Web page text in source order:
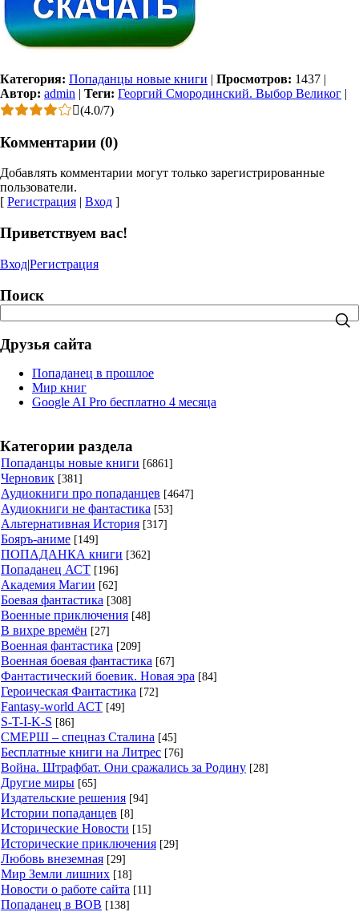
Категория: Попаданцы новые книги | Просмотров: 1437 |
Автор: admin | Теги: Георгий Смородинский. Выбор Великог |
(4.0/7)
Комментарии (0)
Добавлять комментарии могут только зарегистрированные
пользователи.
[ Регистрация | Вход ]
Приветствуем вас!
Вход|Регистрация
Поиск
Друзья сайта
Попаданец в прошлое
Мир книг
Google AI Pro бесплатно 4 месяца
Категории раздела
Попаданцы новые книги [6861]
Черновик [381]
Аудиокниги про попаданцев [4647]
Аудиокниги не фантастика [53]
Альтернативная История [317]
Бояръ-аниме [149]
ПОПАДАНКА книги [362]
Попаданец АСТ [196]
Академия Магии [62]
Боевая фантастика [308]
Военные приключения [48]
В вихре времён [27]
Военная фантастика [209]
Военная боевая фантастика [67]
Фантастический боевик. Новая эра [84]
Героическая Фантастика [72]
Fantasy-world АСТ [49]
S-T-I-K-S [86]
СМЕРШ – спецназ Сталина [45]
Бесплатные книги на Литрес [76]
Война. Штрафбат. Они сражались за Родину [28]
Другие миры [65]
Издательские решения [94]
Истории попаданцев [8]
Исторические Новости [15]
Исторические приключения [29]
Любовь внеземная [29]
Мир Земли лишних [18]
Новости о работе сайта [11]
Попаданец в ВОВ [138]